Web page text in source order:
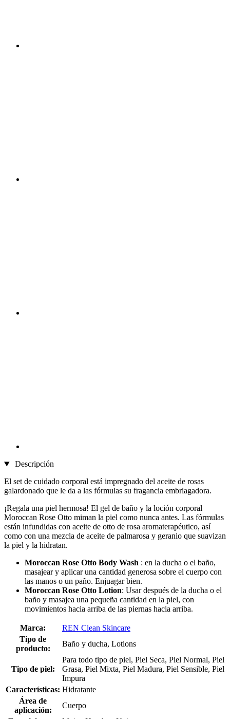
Descripción
El set de cuidado corporal está impregnado del aceite de rosas
galardonado que le da a las fórmulas su fragancia embriagadora.
¡Regala una piel hermosa! El gel de baño y la loción corporal
Moroccan Rose Otto miman la piel como nunca antes. Las fórmulas
están infundidas con aceite de otto de rosa aromaterapéutico, así
como con una mezcla de aceite de palmarosa y geranio que suavizan
la piel y la hidratan.
Moroccan Rose Otto Body Wash : en la ducha o el baño,
masajear y aplicar una cantidad generosa sobre el cuerpo con
las manos o un paño. Enjuagar bien.
Moroccan Rose Otto Lotion: Usar después de la ducha o el
baño y masajea una pequeña cantidad en la piel, con
movimientos hacia arriba de las piernas hacia arriba.
Marca:
REN Clean Skincare
Tipo de
producto:
Baño y ducha, Lotions
Tipo de piel:
Para todo tipo de piel, Piel Seca, Piel Normal, Piel
Grasa, Piel Mixta, Piel Madura, Piel Sensible, Piel
Impura
Características: Hidratante
Área de
aplicación:
Cuerpo